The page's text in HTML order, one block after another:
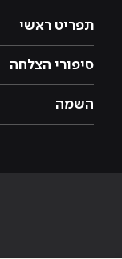
תפריט ראשי
סיפורי הצלחה
השמה